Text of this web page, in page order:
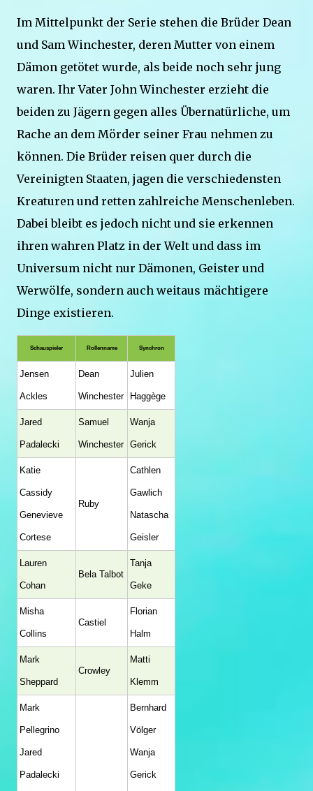
Im Mittelpunkt der Serie stehen die Brüder Dean
und Sam Winchester, deren Mutter von einem
Dämon getötet wurde, als beide noch sehr jung
waren. Ihr Vater John Winchester erzieht die
beiden zu Jägern gegen alles Übernatürliche, um
Rache an dem Mörder seiner Frau nehmen zu
können. Die Brüder reisen quer durch die
Vereinigten Staaten, jagen die verschiedensten
Kreaturen und retten zahlreiche Menschenleben.
Dabei bleibt es jedoch nicht und sie erkennen
ihren wahren Platz in der Welt und dass im
Universum nicht nur Dämonen, Geister und
Werwölfe, sondern auch weitaus mächtigere
Dinge existieren.
Schauspieler Rollenname Synchron
Jensen
Ackles
Dean
Winchester
Julien
Haggège
Jared
Padalecki
Samuel
Winchester
Wanja
Gerick
Katie
Cassidy
Genevieve
Cortese
Ruby
Cathlen
Gawlich
Natascha
Geisler
Lauren
Cohan
Bela Talbot
Tanja
Geke
Misha
Collins
Castiel
Florian
Halm
Mark
Sheppard
Crowley
Matti
Klemm
Mark
Pellegrino
Jared
Padalecki
Bernhard
Völger
Wanja
Gerick